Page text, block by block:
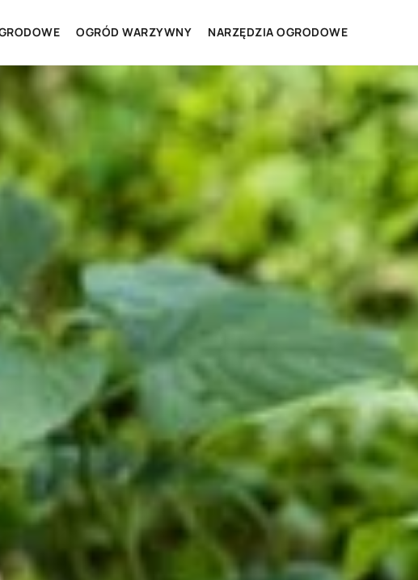
OGRÓD WARZYWNY NARZĘDZIA OGRODOWE